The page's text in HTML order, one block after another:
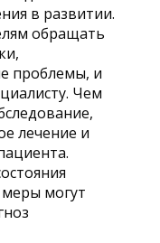
в развитии.
обращать
проблемы, и
Чем
лечение и
могут